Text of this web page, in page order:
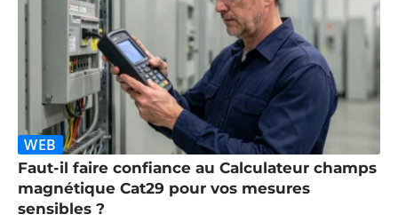
WEB
Faut-il faire confiance au Calculateur champs
magnétique Cat29 pour vos mesures
sensibles ?